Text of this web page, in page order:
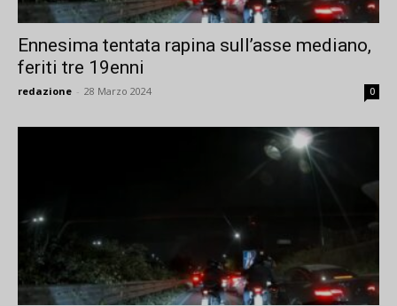
Ennesima tentata rapina sull’asse mediano,
feriti tre 19enni
redazione - 28 Marzo 2024 0